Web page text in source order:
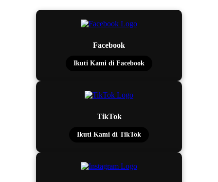
Facebook
Ikuti Kami di Facebook
TikTok
Ikuti Kami di TikTok